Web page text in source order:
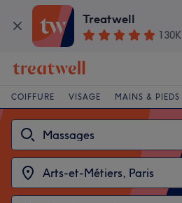
Treatwell
130K
COIFFURE VISAGE MAINS & PIEDS